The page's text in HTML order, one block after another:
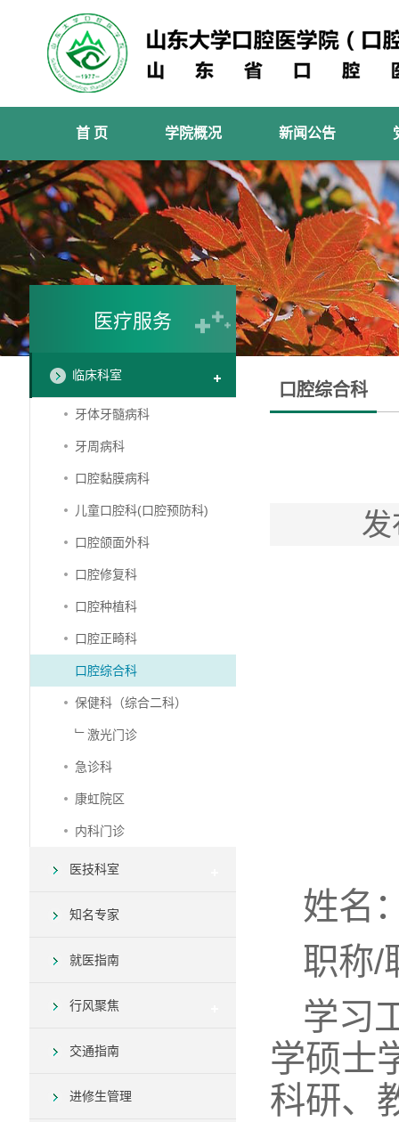
首 页 学院概况 新闻公告
医疗服务
临床科室
牙体牙髓病科
牙周病科
口腔黏膜病科
儿童口腔科(口腔预防科)
口腔颌面外科
口腔修复科
口腔种植科
口腔正畸科
口腔综合科
保健科（综合二科）
﹂激光门诊
急诊科
康虹院区
内科门诊
医技科室
知名专家
就医指南
行风聚焦
交通指南
进修生管理
口腔综合科
姓名
职称/
学习
学硕士
科研、